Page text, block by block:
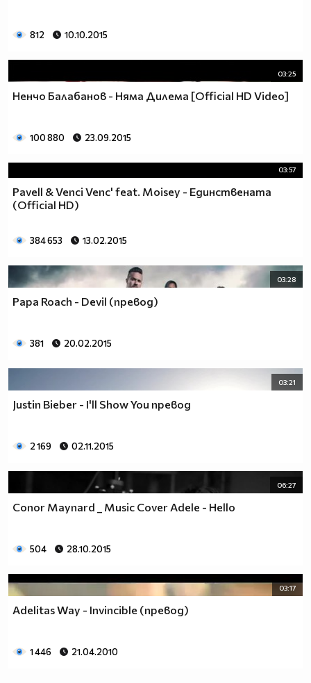
812 10.10.2015
03:25
Ненчо Балабанов - Няма Дилема [Official HD Video]
100 880 23.09.2015
03:57
Pavell & Venci Venc' feat. Moisey - Единствената
(Official HD)
384 653 13.02.2015
03:28
Papa Roach - Devil (превод)
381 20.02.2015
03:21
Justin Bieber - I'll Show You превод
2 169 02.11.2015
06:27
Conor Maynard _ Music Cover Adele - Hello
504 28.10.2015
03:17
Adelitas Way - Invincible (превод)
1 446 21.04.2010